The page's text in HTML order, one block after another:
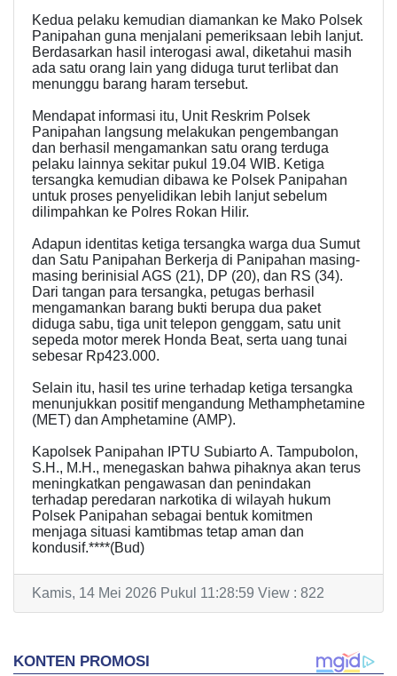
Kedua pelaku kemudian diamankan ke Mako Polsek
Panipahan guna menjalani pemeriksaan lebih lanjut.
Berdasarkan hasil interogasi awal, diketahui masih
ada satu orang lain yang diduga turut terlibat dan
menunggu barang haram tersebut.
Mendapat informasi itu, Unit Reskrim Polsek
Panipahan langsung melakukan pengembangan
dan berhasil mengamankan satu orang terduga
pelaku lainnya sekitar pukul 19.04 WIB. Ketiga
tersangka kemudian dibawa ke Polsek Panipahan
untuk proses penyelidikan lebih lanjut sebelum
dilimpahkan ke Polres Rokan Hilir.
Adapun identitas ketiga tersangka warga dua Sumut
dan Satu Panipahan Berkerja di Panipahan masing-
masing berinisial AGS (21), DP (20), dan RS (34).
Dari tangan para tersangka, petugas berhasil
mengamankan barang bukti berupa dua paket
diduga sabu, tiga unit telepon genggam, satu unit
sepeda motor merek Honda Beat, serta uang tunai
sebesar Rp423.000.
Selain itu, hasil tes urine terhadap ketiga tersangka
menunjukkan positif mengandung Methamphetamine
(MET) dan Amphetamine (AMP).
Kapolsek Panipahan IPTU Subiarto A. Tampubolon,
S.H., M.H., menegaskan bahwa pihaknya akan terus
meningkatkan pengawasan dan penindakan
terhadap peredaran narkotika di wilayah hukum
Polsek Panipahan sebagai bentuk komitmen
menjaga situasi kamtibmas tetap aman dan
kondusif.****(Bud)
Kamis, 14 Mei 2026 Pukul 11:28:59 View : 822